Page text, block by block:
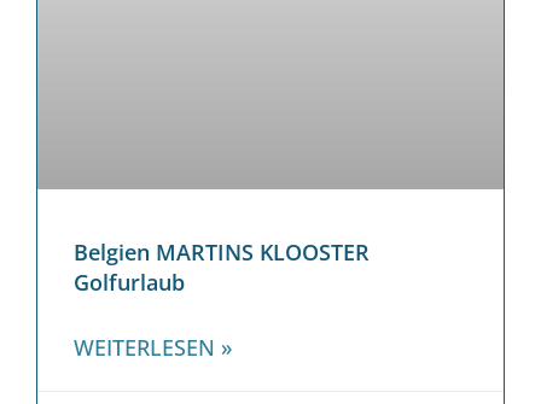
Belgien MARTINS KLOOSTER
Golfurlaub
WEITERLESEN »